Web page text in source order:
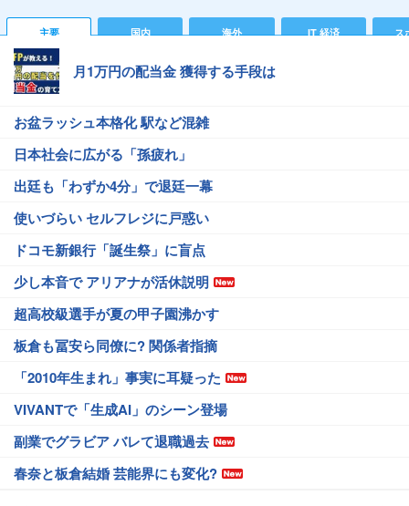
主要 国内 海外 IT 経済 ス
月1万円の配当金 獲得する手段は
お盆ラッシュ本格化 駅など混雑
日本社会に広がる「孫疲れ」
出廷も「わずか4分」で退廷一幕
使いづらい セルフレジに戸惑い
ドコモ新銀行「誕生祭」に盲点
少し本音で アリアナが活休説明
超高校級選手が夏の甲子園沸かす
板倉も冨安ら同僚に? 関係者指摘
「2010年生まれ」事実に耳疑った
VIVANTで「生成AI」のシーン登場
副業でグラビア バレて退職過去
春奈と板倉結婚 芸能界にも変化?